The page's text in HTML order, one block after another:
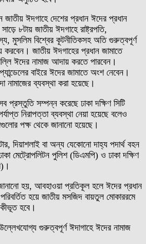
জাতীয় ঈদগাহে দেশের প্রধান ঈদের প্রধান
৮টায় জাতীয় ঈদগাহে রাষ্ট্রপতি,
মুসলিম বিশ্বের কূটনীতিকসহ অতি গুরুত্বপূর্ণ
করবেন। জাতীয় ঈদগাহের প্রধান জামাতে
ঈদের নামাজ আদায় করতে পারবেন।
বাইরে ঈদের জামাতে অংশ নেবেন।
ব্যবস্থা করা হয়েছে।
প্রস্তুতি সম্পন্ন করেছে ঢাকা দক্ষিণ সিটি
নিরাপত্তা ব্যবস্থা নেয়া হয়েছে বলেও
পক্ষ থেকে জানানো হয়েছে।
দিয়াশলাই বা অন্য যেকোনো দাহ্য পদার্থ বহন
মেট্রোপলিটন পুলিশ (ডিএমপি) ও ঢাকা দক্ষিণ
হয়, আবহাওয়া প্রতিকূল হলে ঈদের প্রধান
হয়ে জাতীয় মসজিদ বায়তুল মোকাররমে
হবে।
গুরুত্বপূর্ণ ঈদাগাহে ঈদের নামাজ